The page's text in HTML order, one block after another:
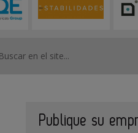
Publique su